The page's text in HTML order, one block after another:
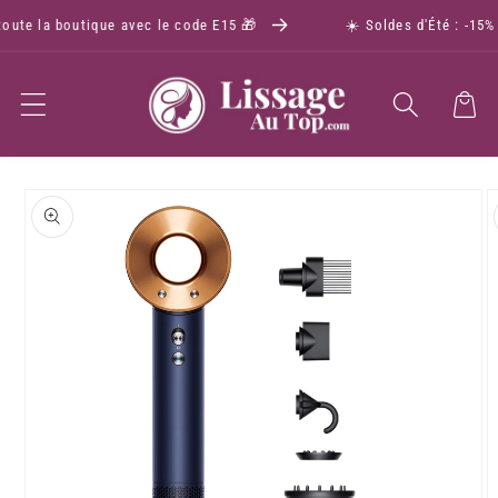
la boutique avec le code E15 🎁 ☀️ Soldes d'Été : -15%
Panier
Passer aux
informations
produits